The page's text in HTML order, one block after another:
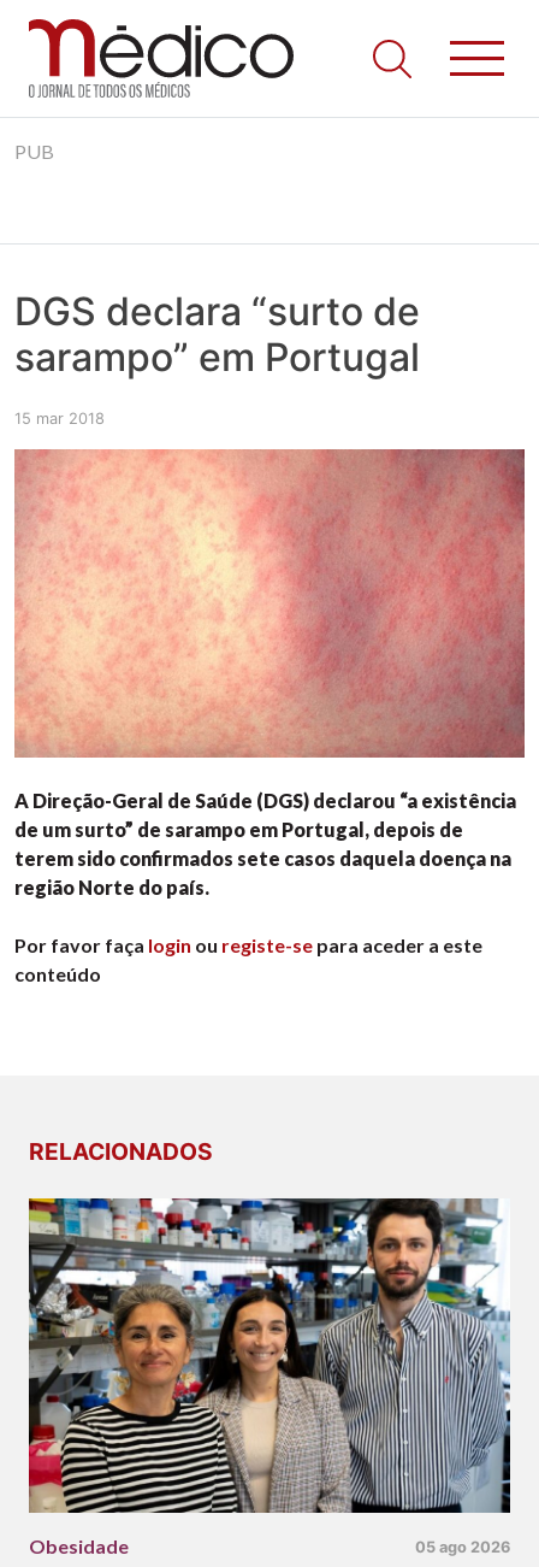
to
Jornal Médico
Médico – O Jornal de Todos os Médicos. Onde as notícias
realmente contam! Tudo o que se passa na Saúde!
PUB
DGS declara “surto de
sarampo” em Portugal
15 mar 2018
A Direção-Geral de Saúde (DGS) declarou “a existência
de um surto” de sarampo em Portugal, depois de
terem sido confirmados sete casos daquela doença na
região Norte do país.
Por favor faça login ou registe-se para aceder a este
conteúdo
RELACIONADOS
Obesidade 05 ago 2026